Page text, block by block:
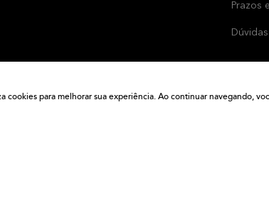
Prazos
cookies para melhorar sua experiência. Ao continuar navegando,